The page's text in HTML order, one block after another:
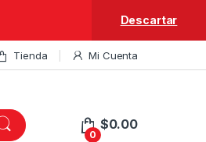
Descartar
Tienda Mi Cuenta
0
$0.00